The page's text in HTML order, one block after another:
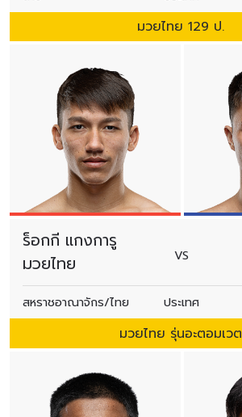
มวยไทย 129 ป.
ร็อกกี แกงการู
มวยไทย
VS
สหราชอาณาจักร/ไทย ประเทศ
มวยไทย รุ่นอะตอมเวต